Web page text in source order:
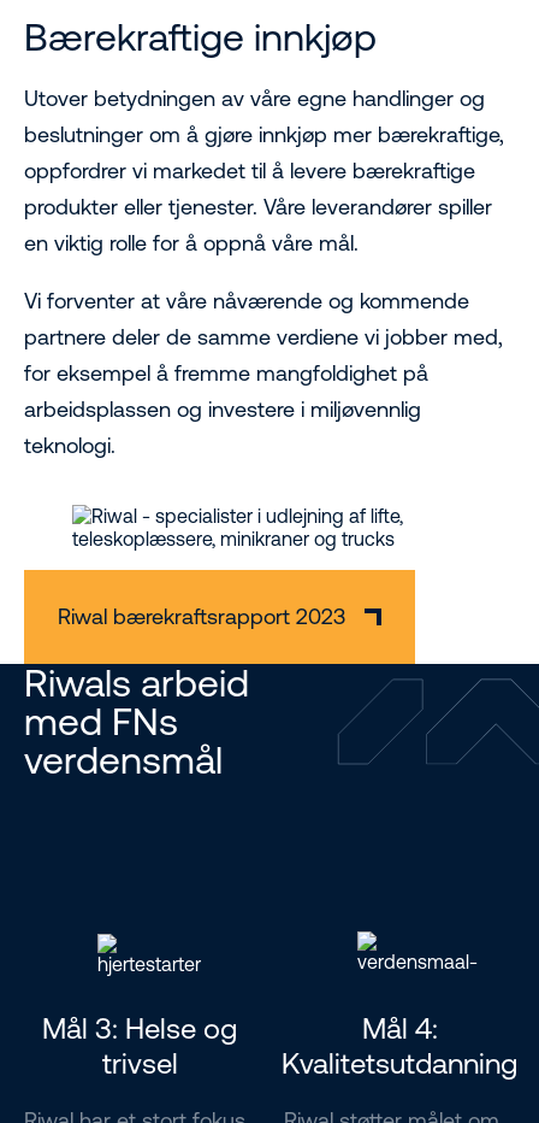
Bærekraftige innkjøp
Utover betydningen av våre egne handlinger og
beslutninger om å gjøre innkjøp mer bærekraftige,
oppfordrer vi markedet til å levere bærekraftige
produkter eller tjenester. Våre leverandører spiller
en viktig rolle for å oppnå våre mål.
Vi forventer at våre nåværende og kommende
partnere deler de samme verdiene vi jobber med,
for eksempel å fremme mangfoldighet på
arbeidsplassen og investere i miljøvennlig
teknologi.
Riwal bærekraftsrapport 2023
Riwals arbeid
med FNs
verdensmål
Mål 3: Helse og
trivsel
Mål 4:
Kvalitetsutdanning